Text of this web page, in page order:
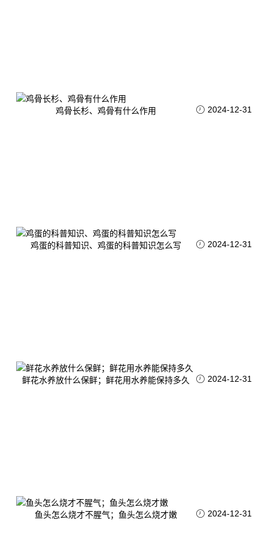
鸡骨长杉、鸡骨有什么作用 2024-12-31
鸡蛋的科普知识、鸡蛋的科普知识怎么写 2024-12-31
鲜花水养放什么保鲜；鲜花用水养能保持多久 2024-12-31
鱼头怎么烧才不腥气；鱼头怎么烧才嫩 2024-12-31